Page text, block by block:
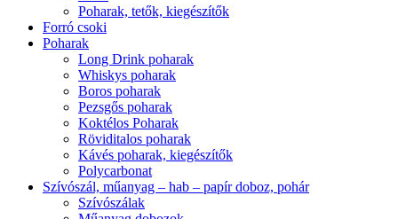
Poharak, tetők, kiegészítők
Forró csoki
Poharak
Long Drink poharak
Whiskys poharak
Boros poharak
Pezsgős poharak
Koktélos Poharak
Röviditalos poharak
Kávés poharak, kiegészítők
Polycarbonat
Szívószál, műanyag – hab – papír doboz, pohár
Szívószálak